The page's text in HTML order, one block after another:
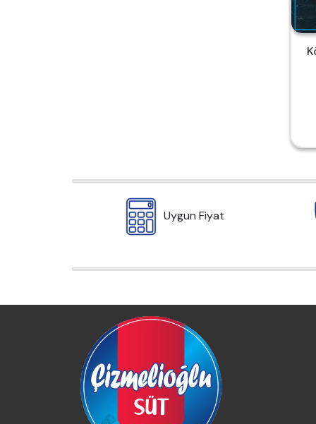
Uygun Fiyat